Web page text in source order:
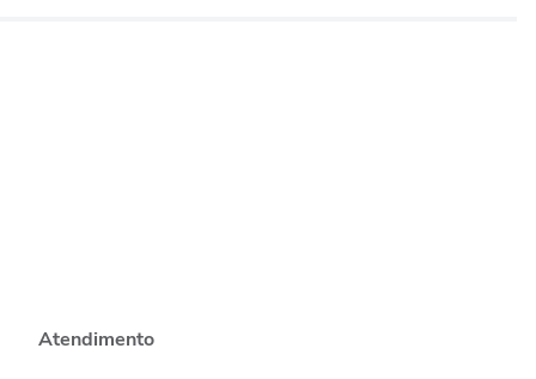
Atendimento